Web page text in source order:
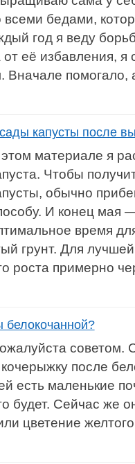
всеми бедами,
год я веду
её избавления, я
помогало,
капусты после
материале я
Чтобы
обычно
И конец мая
время
грунт. Для
роста примерно
белокочанной?
советом.
после
есть маленькие
будет. Сейчас же
цветение